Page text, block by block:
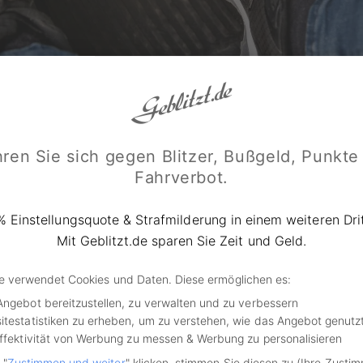
Selena3726 / shutterstock.com
rekonstruiert
der TU Graz hat in Österreich gemeinsam mit dem
untersucht, wie sich ein Bremslicht an
im Straßenverkehr auswirkt.
mit dem übersetzten Titel „Bewertung des
zur Verhinderung von Unfällen und zur Milderung der
Sie sich gegen Blitzer, Bußgeld, Punkte
Fahrverbot.
Einstellungsquote & Strafmilderung in einem weiteren
Mit Geblitzt.de sparen Sie Zeit und Geld.
verwendet Cookies und Daten. Diese ermöglichen es:
bereitzustellen, zu verwalten und zu verbessern
zu erheben, um zu verstehen, wie das Angebot
von Werbung zu messen & Werbung zu personalisieren